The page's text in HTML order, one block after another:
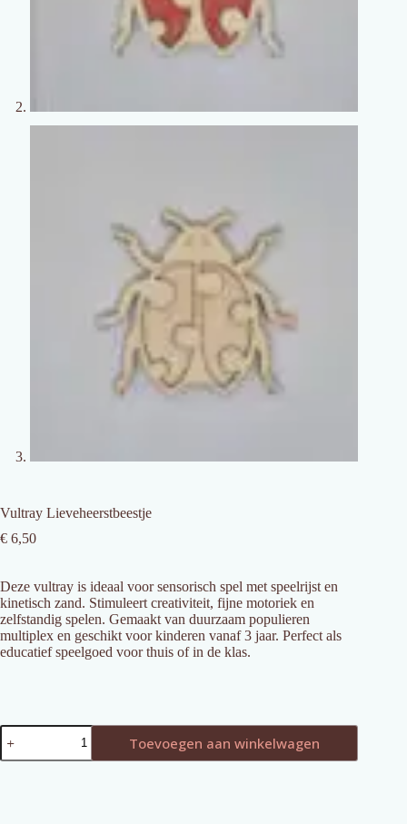
Vultray Lieveheerstbeestje
€ 6,50
Deze vultray is ideaal voor sensorisch spel met speelrijst en
kinetisch zand. Stimuleert creativiteit, fijne motoriek en
zelfstandig spelen. Gemaakt van duurzaam populieren
multiplex en geschikt voor kinderen vanaf 3 jaar. Perfect als
educatief speelgoed voor thuis of in de klas.
Vultray
Lieveheerstbeestje
aantal
Toevoegen aan winkelwagen